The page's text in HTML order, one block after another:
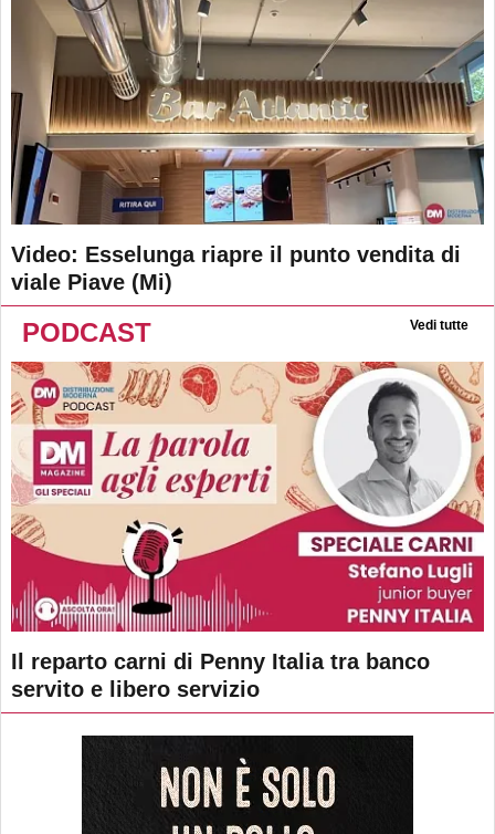
Video: Esselunga riapre il punto vendita di
viale Piave (Mi)
PODCAST Vedi tutte
Il reparto carni di Penny Italia tra banco
servito e libero servizio